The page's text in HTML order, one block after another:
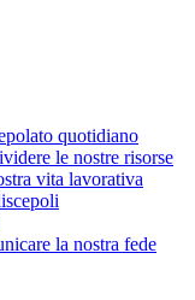
quotidiano
le nostre risorse
vita lavorativa
la nostra fede